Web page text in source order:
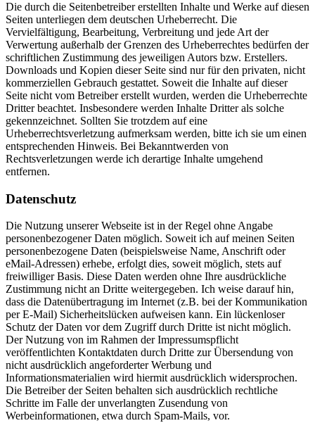
Die durch die Seitenbetreiber erstellten Inhalte und Werke auf diesen
Seiten unterliegen dem deutschen Urheberrecht. Die
Vervielfältigung, Bearbeitung, Verbreitung und jede Art der
Verwertung außerhalb der Grenzen des Urheberrechtes bedürfen der
schriftlichen Zustimmung des jeweiligen Autors bzw. Erstellers.
Downloads und Kopien dieser Seite sind nur für den privaten, nicht
kommerziellen Gebrauch gestattet. Soweit die Inhalte auf dieser
Seite nicht vom Betreiber erstellt wurden, werden die Urheberrechte
Dritter beachtet. Insbesondere werden Inhalte Dritter als solche
gekennzeichnet. Sollten Sie trotzdem auf eine
Urheberrechtsverletzung aufmerksam werden, bitte ich sie um einen
entsprechenden Hinweis. Bei Bekanntwerden von
Rechtsverletzungen werde ich derartige Inhalte umgehend
entfernen.
Datenschutz
Die Nutzung unserer Webseite ist in der Regel ohne Angabe
personenbezogener Daten möglich. Soweit ich auf meinen Seiten
personenbezogene Daten (beispielsweise Name, Anschrift oder
eMail-Adressen) erhebe, erfolgt dies, soweit möglich, stets auf
freiwilliger Basis. Diese Daten werden ohne Ihre ausdrückliche
Zustimmung nicht an Dritte weitergegeben. Ich weise darauf hin,
dass die Datenübertragung im Internet (z.B. bei der Kommunikation
per E-Mail) Sicherheitslücken aufweisen kann. Ein lückenloser
Schutz der Daten vor dem Zugriff durch Dritte ist nicht möglich.
Der Nutzung von im Rahmen der Impressumspflicht
veröffentlichten Kontaktdaten durch Dritte zur Übersendung von
nicht ausdrücklich angeforderter Werbung und
Informationsmaterialien wird hiermit ausdrücklich widersprochen.
Die Betreiber der Seiten behalten sich ausdrücklich rechtliche
Schritte im Falle der unverlangten Zusendung von
Werbeinformationen, etwa durch Spam-Mails, vor.